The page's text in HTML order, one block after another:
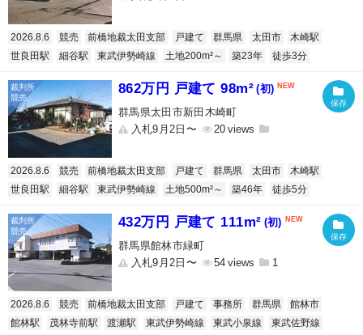
2026.8.6 競売 前橋地裁太田支部 戸建て 群馬県 太田市
木崎駅
世良田駅
細谷駅 東武伊勢崎線 土地200m²～ 築23年 徒歩3分
862万円 戸建て 98m² (初)
群馬県太田市新田木崎町
入札9月2日〜
20
2026.8.6 競売 前橋地裁太田支部 戸建て 群馬県 太田市
木崎駅
世良田駅
細谷駅 東武伊勢崎線 土地500m²～ 築46年 徒歩5分
432万円 戸建て 111m² (初)
群馬県館林市緑町
入札9月2日〜
54 1
2026.8.6 競売 前橋地裁太田支部 戸建て 事務所 群馬県
館林市
館林駅
茂林寺前駅 渡瀬駅 東武伊勢崎線 東武小泉線
東武佐野線